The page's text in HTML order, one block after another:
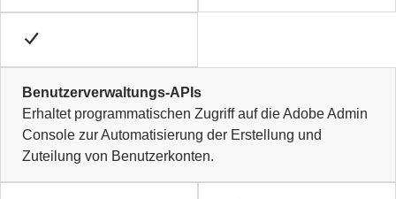
Benutzerverwaltungs-APIs
Erhaltet programmatischen Zugriff auf die Adobe Admin
Console zur Automatisierung der Erstellung und
Zuteilung von Benutzerkonten.